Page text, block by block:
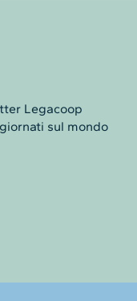
Legacoop
sul mondo